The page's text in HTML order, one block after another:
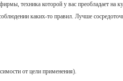
техника которой у вас преобладает на
каких-то правил. Лучше
от цели применения).